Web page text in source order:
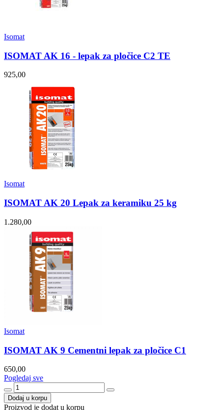
Isomat
ISOMAT AK 16 - lepak za pločice C2 TE
925,00
Isomat
ISOMAT AK 20 Lepak za keramiku 25 kg
1.280,00
Isomat
ISOMAT AK 9 Cementni lepak za pločice C1
650,00
Pogledaj sve
Dodaj u korpu
Proizvod je dodat u korpu